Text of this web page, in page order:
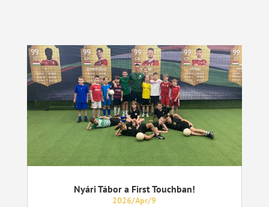
Nyári Tábor a First Touchban!
2026/Apr/9